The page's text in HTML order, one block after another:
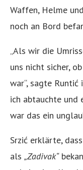
Waffen, Helme
noch an Bord
„Als wir die
uns nicht sicher,
war“, sagte
ich abtauchte und
war das ein
Srzić erklärte,
als „Zadivak“